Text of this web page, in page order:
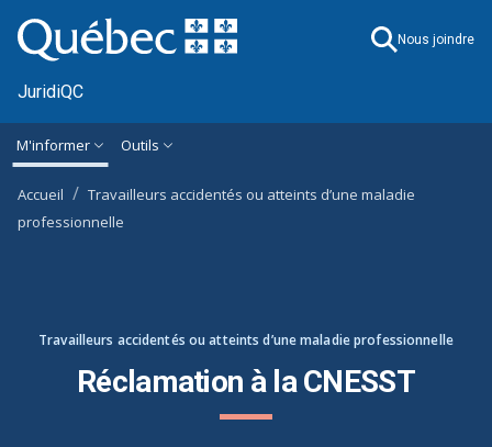
Ignorer et accéder à l'information générale
M'informer Outils
Accueil
Travailleurs accidentés ou atteints d’une maladie
professionnelle
Travailleurs accidentés ou atteints d’une maladie professionnelle
Réclamation à la CNESST